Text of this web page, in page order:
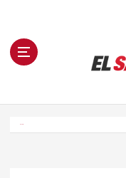
n El